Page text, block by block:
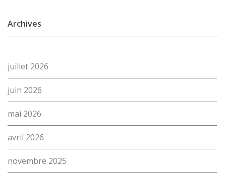
Archives
juillet 2026
juin 2026
mai 2026
avril 2026
novembre 2025